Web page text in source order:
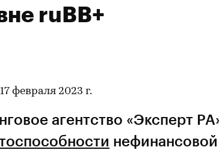
ruBB+
февраля 2023 г.
агентство «Эксперт